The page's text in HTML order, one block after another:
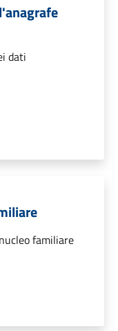
dati
familiare